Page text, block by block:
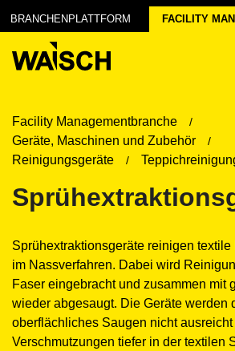
BRANCHENPLATTFORM
erstellen
Facility Managementbranche
Geräte, Maschinen und Zubehör
Reinigungsgeräte
Sprühextraktionsgeräte reinigen
im Nassverfahren. Dabei wird
Faser eingebracht und zusammen mit
wieder abgesaugt. Die Geräte werden
oberflächliches Saugen nicht ausreicht
Verschmutzungen tiefer in der textilen